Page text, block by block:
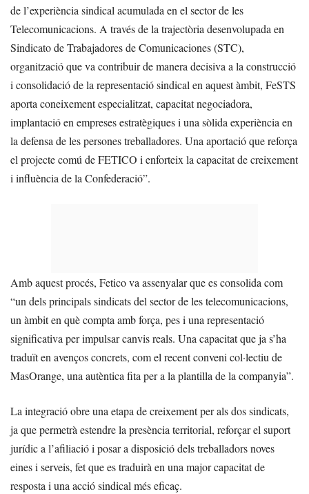
de l’experiència sindical acumulada en el sector de les
Telecomunicacions. A través de la trajectòria desenvolupada en
Sindicato de Trabajadores de Comunicaciones (STC),
organització que va contribuir de manera decisiva a la construcció
i consolidació de la representació sindical en aquest àmbit, FeSTS
aporta coneixement especialitzat, capacitat negociadora,
implantació en empreses estratègiques i una sòlida experiència en
la defensa de les persones treballadores. Una aportació que reforça
el projecte comú de FETICO i enforteix la capacitat de creixement
i influència de la Confederació”.
Amb aquest procés, Fetico va assenyalar que es consolida com
“un dels principals sindicats del sector de les telecomunicacions,
un àmbit en què compta amb força, pes i una representació
significativa per impulsar canvis reals. Una capacitat que ja s’ha
traduït en avenços concrets, com el recent conveni col·lectiu de
MasOrange, una autèntica fita per a la plantilla de la companyia”.
La integració obre una etapa de creixement per als dos sindicats,
ja que permetrà estendre la presència territorial, reforçar el suport
jurídic a l’afiliació i posar a disposició dels treballadors noves
eines i serveis, fet que es traduirà en una major capacitat de
resposta i una acció sindical més eficaç.